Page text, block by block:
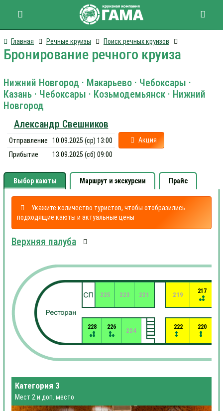
Главная Речные круизы Поиск речных круизов
Бронирование речного круиза
Нижний Новгород · Макарьево · Чебоксары ·
Казань · Чебоксары · Козьмодемьянск · Нижний
Новгород
Александр Свешников
Отправление
10.09.2025 (ср) 13:00
Прибытие
13.09.2025 (сб) 09:00
Акция
Выбор каюты Маршрут и экскурсии Прайс
Укажите количество туристов, чтобы отобразились
подходящие каюты и актуальные цены
Верхняя палуба
217
219
220
221
222
223
224
225
226
228
Категория 3
Мест 2 и доп. место